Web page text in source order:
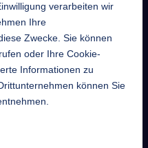
verarbeiten wir
Ihre
Zwecke. Sie können
oder Ihre Cookie-
Informationen zu
können Sie